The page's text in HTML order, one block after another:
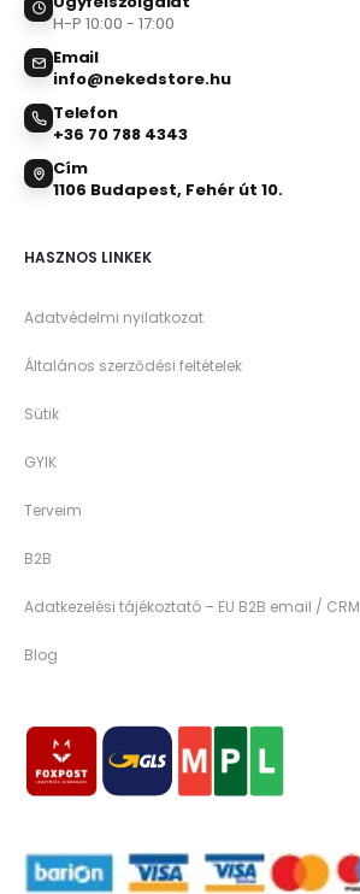
H-P 10:00 - 17:00
Email
info@nekedstore.hu
Telefon
+36 70 788 4343
Cím
1106 Budapest, Fehér út 10.
HASZNOS LINKEK
Adatvédelmi nyilatkozat
Általános szerződési feltételek
Sütik
GYIK
Terveim
B2B
Adatkezelési tájékoztató – EU B2B email / CRM
Blog